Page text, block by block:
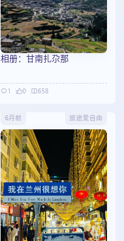
相册：甘南扎尕那
1 0 658
6月前 旅途爱自由